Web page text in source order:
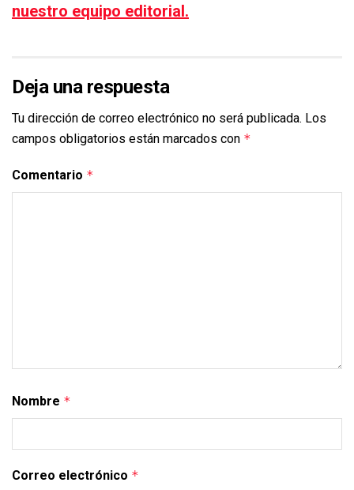
nuestro equipo editorial.
Deja una respuesta
Tu dirección de correo electrónico no será publicada. Los
campos obligatorios están marcados con *
Comentario *
Nombre *
Correo electrónico *